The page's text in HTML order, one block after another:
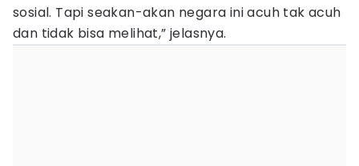
sosial. Tapi seakan-akan negara ini acuh tak acuh
dan tidak bisa melihat,” jelasnya.